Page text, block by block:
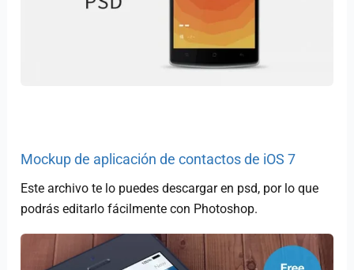
Mockup de aplicación de contactos de iOS 7
Este archivo te lo puedes descargar en psd, por lo que
podrás editarlo fácilmente con Photoshop.